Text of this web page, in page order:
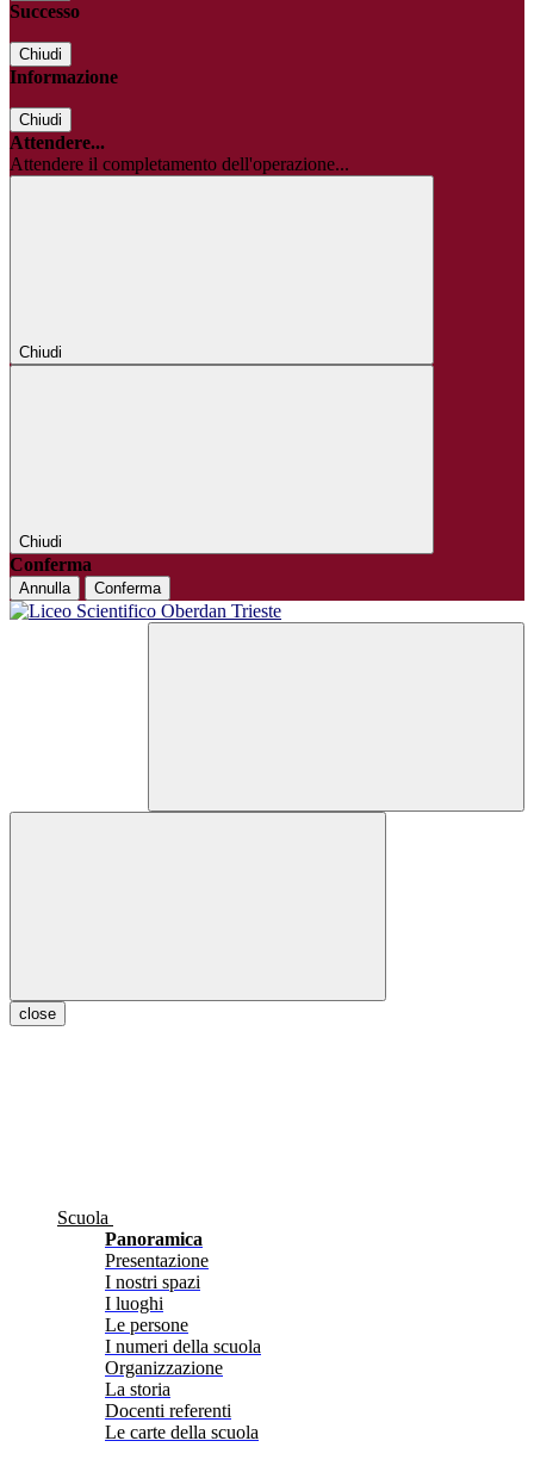
Successo
Chiudi
Informazione
Chiudi
Attendere...
Attendere il completamento dell'operazione...
Chiudi
Chiudi
Conferma
Annulla Conferma
close
Scuola
Panoramica
Presentazione
I nostri spazi
I luoghi
Le persone
I numeri della scuola
Organizzazione
La storia
Docenti referenti
Le carte della scuola